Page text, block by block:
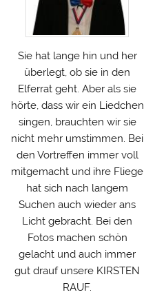
Sie hat lange hin und her
überlegt, ob sie in den
Elferrat geht. Aber als sie
hörte, dass wir ein Liedchen
singen, brauchten wir sie
nicht mehr umstimmen. Bei
den Vortreffen immer voll
mitgemacht und ihre Fliege
hat sich nach langem
Suchen auch wieder ans
Licht gebracht. Bei den
Fotos machen schön
gelacht und auch immer
gut drauf unsere KIRSTEN
RAUF.